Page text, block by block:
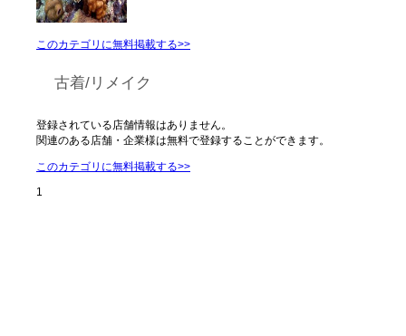
このカテゴリに無料掲載する>>
古着/リメイク
登録されている店舗情報はありません。
関連のある店舗・企業様は無料で登録することができます。
このカテゴリに無料掲載する>>
1